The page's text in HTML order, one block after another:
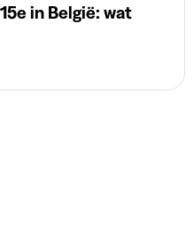
in België: wat